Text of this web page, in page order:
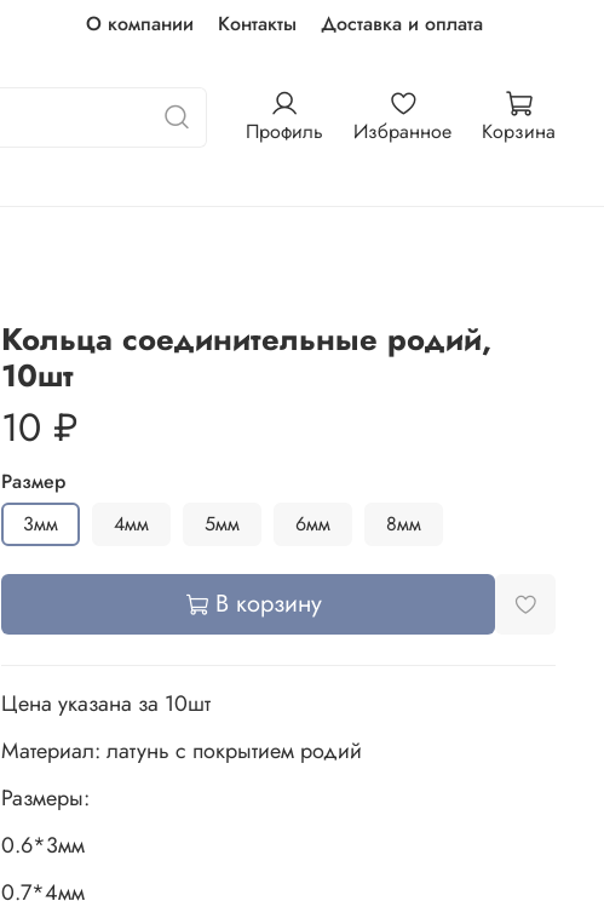
О компании Контакты Доставка и оплата
Профиль Избранное Корзина
Кольца соединительные родий,
10шт
10 ₽
Размер
3мм
4мм 5мм 6мм 8мм
В корзину
Цена указана за 10шт
Материал: латунь с покрытием родий
Размеры:
0.6*3мм
0.7*4мм